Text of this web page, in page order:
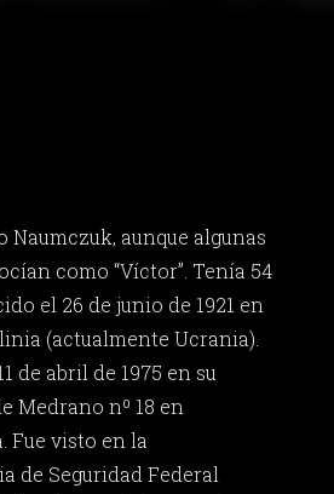
Naumczuk, aunque algunas
como “Víctor”. Tenía 54
el 26 de junio de 1921 en
(actualmente Ucrania).
de abril de 1975 en su
Medrano nº 18 en
Fue visto en la
de Seguridad Federal